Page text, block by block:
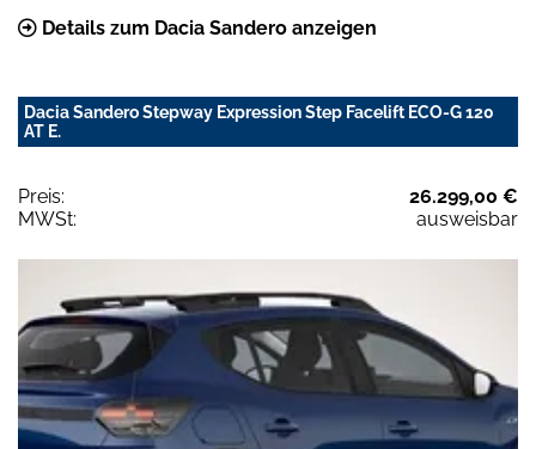
Details zum Dacia Sandero anzeigen
Dacia Sandero Stepway Expression Step Facelift ECO-G 120
AT E.
Preis:
26.299,00 €
MWSt:
ausweisbar